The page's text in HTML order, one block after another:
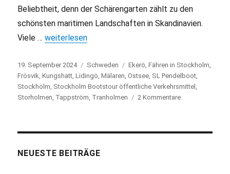
Beliebtheit, denn der Schärengarten zählt zu den
schönsten maritimen Landschaften in Skandinavien.
Viele …„Stockholm Bootstouren mit öffentlichen
weiterlesen
Veröffentlicht
am
19. September 2024 Kategorien
Schweden Schlagwörter
Ekerö ,Fähren in Stockholm
Frösvik ,Kungshatt ,Lidingö ,Mälaren ,Ostsee SL Pendelboot
Stockholm Stockholm Bootstour öffentliche Verkehrsmittel
Storholmen Tappström Tranholmen 2 Kommentare
NEUESTE BEITRÄGE